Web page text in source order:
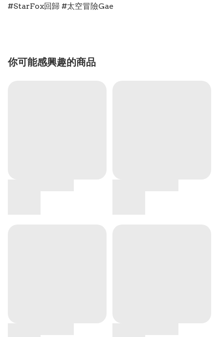
#StarFox回歸 #太空冒險Gae
你可能感興趣的商品